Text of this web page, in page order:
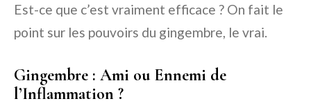
Est-ce que c’est vraiment efficace ? On fait le
point sur les pouvoirs du gingembre, le vrai.
Gingembre : Ami ou Ennemi de
l’Inflammation ?